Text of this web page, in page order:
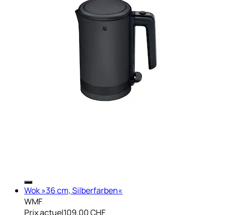
Wok »36 cm, Silberfarben«
WMF
Prix actuel109.00 CHF